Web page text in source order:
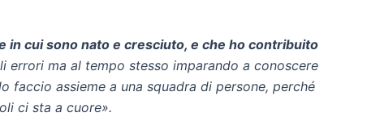
in cui sono nato e cresciuto, e che ho contribuito
errori ma al tempo stesso imparando a conoscere
faccio assieme a una squadra di persone, perché
ci sta a cuore».